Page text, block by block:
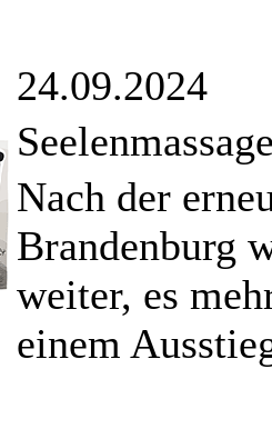
24.09.2024
Nach der
Brandenburg
weiter, es
einem